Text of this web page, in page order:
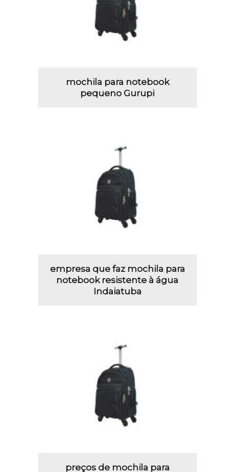
mochila para notebook
pequeno Gurupi
empresa que faz mochila para
notebook resistente à água
Indaiatuba
preços de mochila para